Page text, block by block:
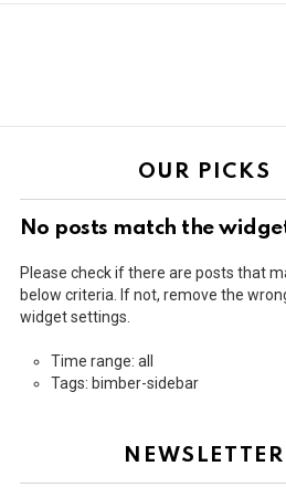
OUR PICKS
No posts match the
Please check if there are posts that
below criteria. If not, remove the
widget settings.
Time range: all
Tags: bimber-sidebar
NEWSLETTER